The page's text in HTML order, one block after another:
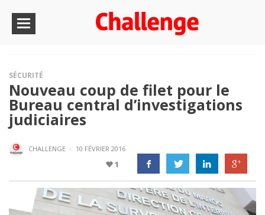
SÉCURITÉ
Nouveau coup de filet pour le
Bureau central d’investigations
judiciaires
CHALLENGE · 10 FÉVRIER 2016
1